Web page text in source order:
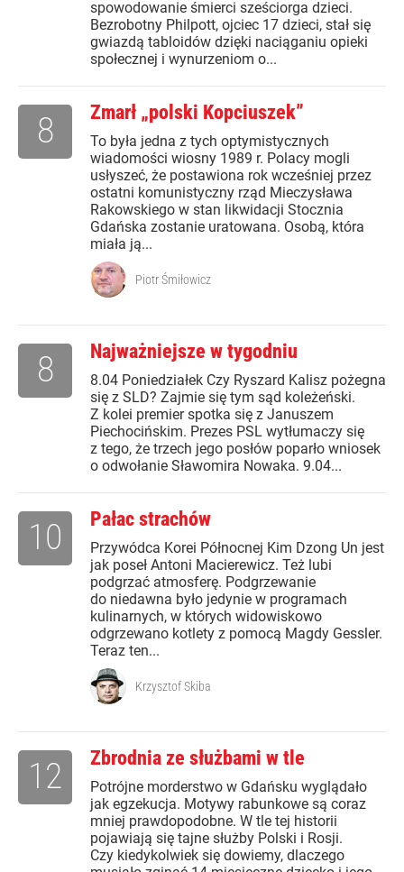
spowodowanie śmierci sześciorga dzieci.
Bezrobotny Philpott, ojciec 17 dzieci, stał się
gwiazdą tabloidów dzięki naciąganiu opieki
społecznej i wynurzeniom o...
Zmarł „polski Kopciuszek”
To była jedna z tych optymistycznych
wiadomości wiosny 1989 r. Polacy mogli
usłyszeć, że postawiona rok wcześniej przez
ostatni komunistyczny rząd Mieczysława
Rakowskiego w stan likwidacji Stocznia
Gdańska zostanie uratowana. Osobą, która
miała ją...
8
Piotr Śmiłowicz
Najważniejsze w tygodniu
8.04 Poniedziałek Czy Ryszard Kalisz pożegna
się z SLD? Zajmie się tym sąd koleżeński.
Z kolei premier spotka się z Januszem
Piechocińskim. Prezes PSL wytłumaczy się
z tego, że trzech jego posłów poparło wniosek
o odwołanie Sławomira Nowaka. 9.04...
8
Pałac strachów
Przywódca Korei Północnej Kim Dzong Un jest
jak poseł Antoni Macierewicz. Też lubi
podgrzać atmosferę. Podgrzewanie
do niedawna było jedynie w programach
kulinarnych, w których widowiskowo
odgrzewano kotlety z pomocą Magdy Gessler.
Teraz ten...
10
Krzysztof Skiba
Zbrodnia ze służbami w tle
Potrójne morderstwo w Gdańsku wyglądało
jak egzekucja. Motywy rabunkowe są coraz
mniej prawdopodobne. W tle tej historii
pojawiają się tajne służby Polski i Rosji.
Czy kiedykolwiek się dowiemy, dlaczego
12